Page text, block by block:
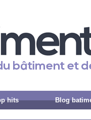
hits Blog